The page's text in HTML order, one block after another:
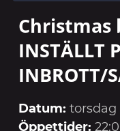
Christmas
INSTÄLLT
INBROTT/
Datum: torsdag
Öppettider: